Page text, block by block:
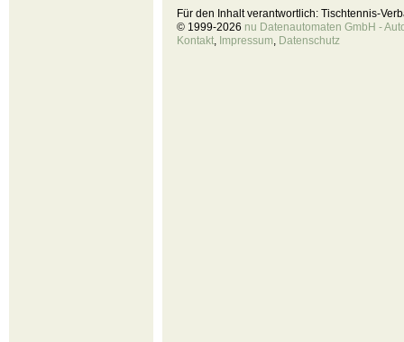
Für den Inhalt verantwortlich: Tischtennis-
© 1999-2026 nu Datenautomaten GmbH -
Kontakt, Impressum, Datenschutz